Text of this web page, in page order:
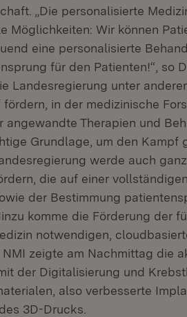
„Die personalisierte
Möglichkeiten: Wir können
eine personalisierte
für den Patienten!“, so
Landesregierung unter
fördern, in der medizinische
angewandte Therapien und
Grundlage, um den Kampf
werde auch
die auf einer
der Bestimmung
komme die Förderung der
notwendigen,
zeigte am Nachmittag die
der Digitalisierung und
also verbesserte
3D-Drucks.